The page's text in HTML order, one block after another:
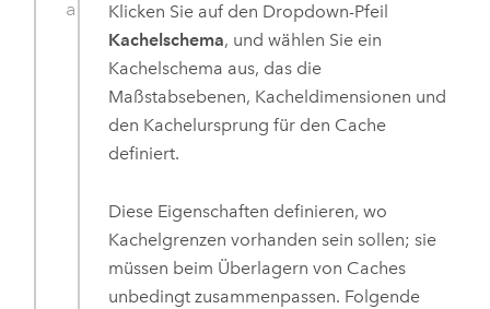
Klicken Sie auf den Dropdown-Pfeil
Kachelschema, und wählen Sie ein
Kachelschema aus, das die
Maßstabsebenen, Kacheldimensionen und
den Kachelursprung für den Cache
definiert.
Diese Eigenschaften definieren, wo
Kachelgrenzen vorhanden sein sollen; sie
müssen beim Überlagern von Caches
unbedingt zusammenpassen. Folgende